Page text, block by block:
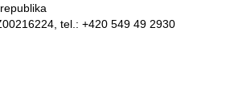
tel.: +420 549 49 2930